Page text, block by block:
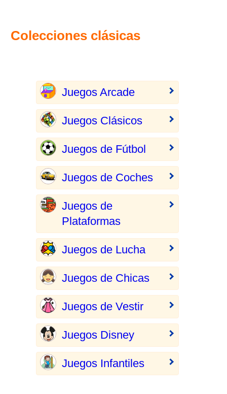
Colecciones clásicas
Juegos Arcade
Juegos Clásicos
Juegos de Fútbol
Juegos de Coches
Juegos de
Plataformas
Juegos de Lucha
Juegos de Chicas
Juegos de Vestir
Juegos Disney
Juegos Infantiles